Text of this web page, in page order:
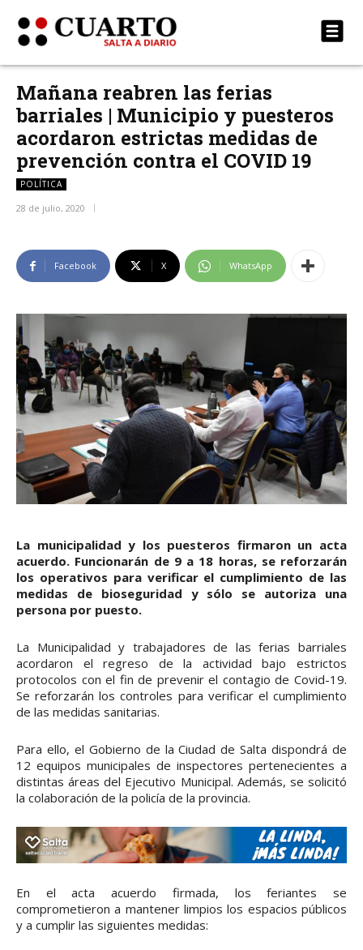
Mañana reabren las ferias
barriales | Municipio y puesteros
acordaron estrictas medidas de
prevención contra el COVID 19
POLÍTICA
28 de julio, 2020
Facebook X WhatsApp
La municipalidad y los puesteros firmaron un acta
acuerdo. Funcionarán de 9 a 18 horas, se reforzarán
los operativos para verificar el cumplimiento de las
medidas de bioseguridad y sólo se autoriza una
persona por puesto.
La Municipalidad y trabajadores de las ferias barriales
acordaron el regreso de la actividad bajo estrictos
protocolos con el fin de prevenir el contagio de Covid-19.
Se reforzarán los controles para verificar el cumplimiento
de las medidas sanitarias.
Para ello, el Gobierno de la Ciudad de Salta dispondrá de
12 equipos municipales de inspectores pertenecientes a
distintas áreas del Ejecutivo Municipal. Además, se solicitó
la colaboración de la policía de la provincia.
En el acta acuerdo firmada, los feriantes se
comprometieron a mantener limpios los espacios públicos
y a cumplir las siguientes medidas: